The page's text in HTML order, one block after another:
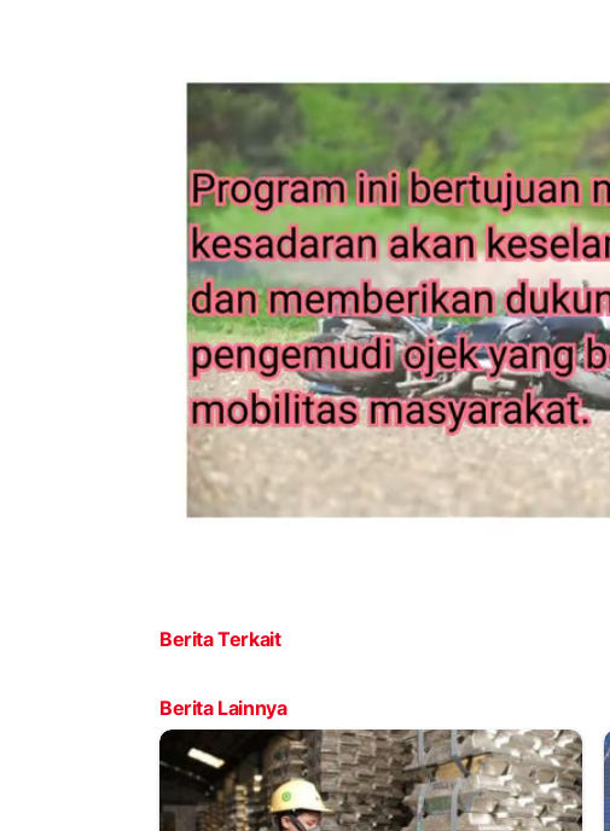
Berita Terkait
Berita Lainnya